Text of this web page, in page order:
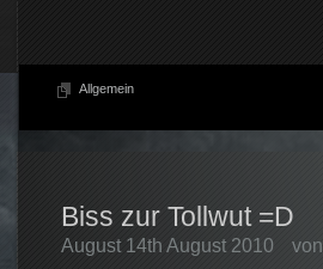
Allgemein
Biss zur Tollwut =D
August 14th August 2010 von